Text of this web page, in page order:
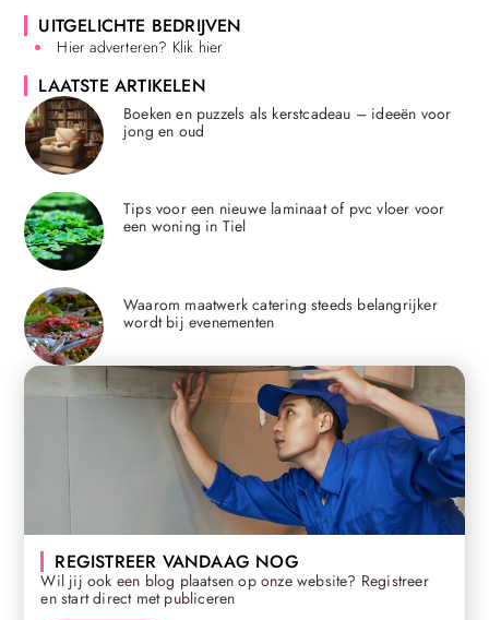
UITGELICHTE BEDRIJVEN
Hier adverteren? Klik hier
LAATSTE ARTIKELEN
Boeken en puzzels als kerstcadeau – ideeën voor
jong en oud
Tips voor een nieuwe laminaat of pvc vloer voor
een woning in Tiel
Waarom maatwerk catering steeds belangrijker
wordt bij evenementen
REGISTREER VANDAAG NOG
Wil jij ook een blog plaatsen op onze website? Registreer
en start direct met publiceren